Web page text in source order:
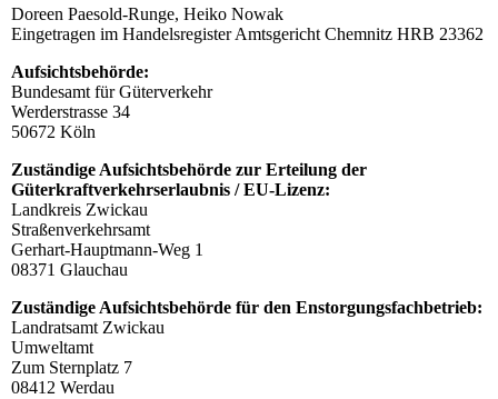
Doreen Paesold-Runge, Heiko Nowak
Eingetragen im Handelsregister Amtsgericht Chemnitz HRB 23362
Aufsichtsbehörde:
Bundesamt für Güterverkehr
Werderstrasse 34
50672 Köln
Zuständige Aufsichtsbehörde zur Erteilung der
Güterkraftverkehrserlaubnis / EU-Lizenz:
Landkreis Zwickau
Straßenverkehrsamt
Gerhart-Hauptmann-Weg 1
08371 Glauchau
Zuständige Aufsichtsbehörde für den Enstorgungsfachbetrieb:
Landratsamt Zwickau
Umweltamt
Zum Sternplatz 7
08412 Werdau